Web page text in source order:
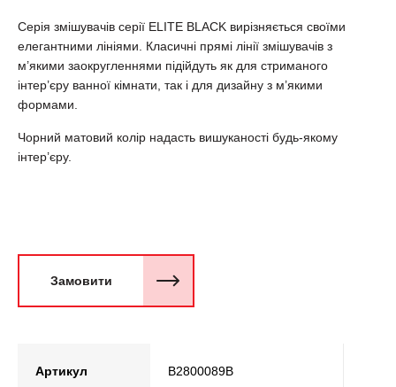
Серія змішувачів серії ELITE BLACK вирізняється своїми
елегантними лініями. Класичні прямі лінії змішувачів з
м’якими заокругленнями підійдуть як для стриманого
інтер’єру ванної кімнати, так і для дизайну з м’якими
формами.
Чорний матовий колір надасть вишуканості будь-якому
інтер’єру.
Замовити
Артикул B2800089B